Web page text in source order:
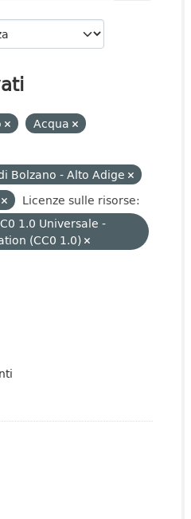
Acqua
Bolzano - Alto Adige
Licenze sulle risorse:
1.0 Universale -
(CC0 1.0)